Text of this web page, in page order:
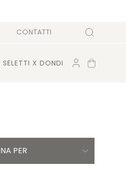
CONTATTI Cerca
SELETTI X DONDI ACCOUNT
CARRELLO
PER